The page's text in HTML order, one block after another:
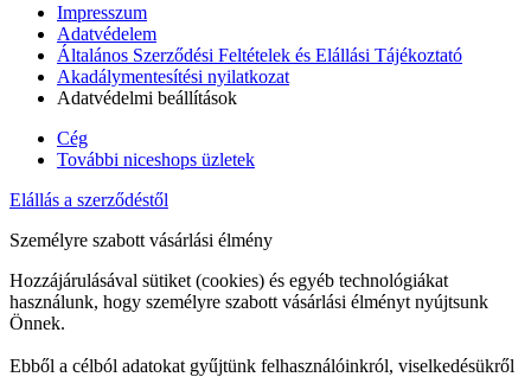
Impresszum
Adatvédelem
Általános Szerződési Feltételek és Elállási Tájékoztató
Akadálymentesítési nyilatkozat
Adatvédelmi beállítások
Cég
További niceshops üzletek
Elállás a szerződéstől
Személyre szabott vásárlási élmény
Hozzájárulásával sütiket (cookies) és egyéb technológiákat
használunk, hogy személyre szabott vásárlási élményt nyújtsunk
Önnek.
Ebből a célból adatokat gyűjtünk felhasználóinkról, viselkedésükről